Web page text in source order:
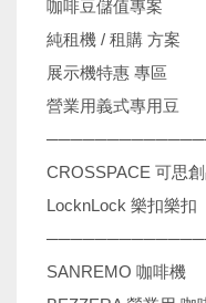
咖啡豆儲值專案
純租機 / 租購 方案
展示機特惠 專區
營業用義式專用豆
CROSSPACE 可思
LocknLock 樂扣樂扣
SANREMO 咖啡機